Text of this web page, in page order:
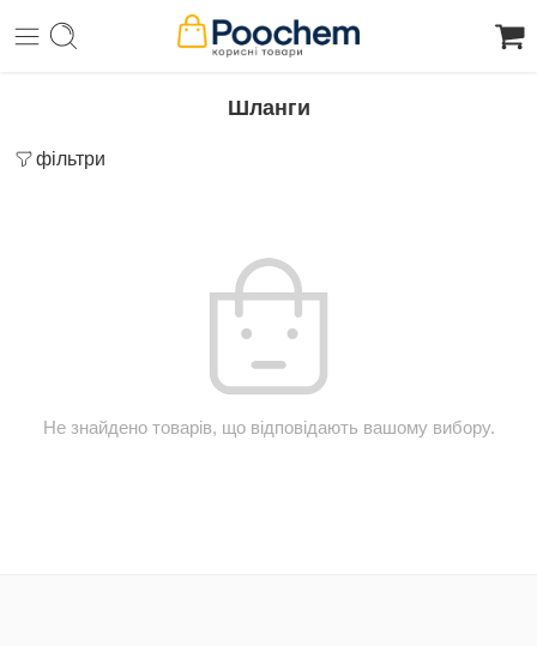
Шланги
фільтри
Не знайдено товарів, що відповідають вашому вибору.